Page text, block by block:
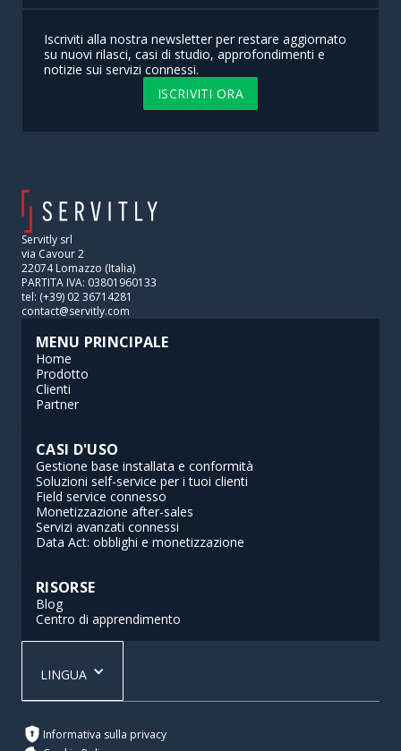
Iscriviti alla nostra newsletter per restare aggiornato
su nuovi rilasci, casi di studio, approfondimenti e
notizie sui servizi connessi.
ISCRIVITI ORA
Servitly srl
via Cavour 2
22074 Lomazzo (Italia)
PARTITA IVA: 03801960133
tel: (+39) 02 36714281
contact@servitly.com
MENU PRINCIPALE
Home
Prodotto
Clienti
Partner
CASI D'USO
Gestione base installata e conformità
Soluzioni self-service per i tuoi clienti
Field service connesso
Monetizzazione after-sales
Servizi avanzati connessi
Data Act: obblighi e monetizzazione
RISORSE
Blog
Centro di apprendimento
LINGUA
Informativa sulla privacy